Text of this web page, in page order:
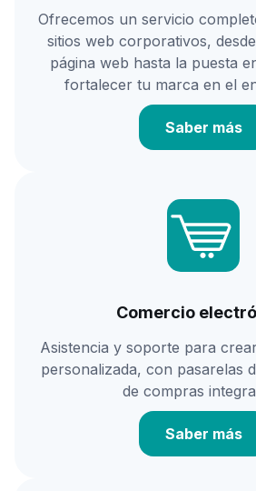
Ofrecemos un servicio
sitios web corporativos,
página web hasta la puesta
fortalecer tu marca en el
Saber más
Comercio
Asistencia y soporte para
personalizada, con pasarelas
de compras
Saber más